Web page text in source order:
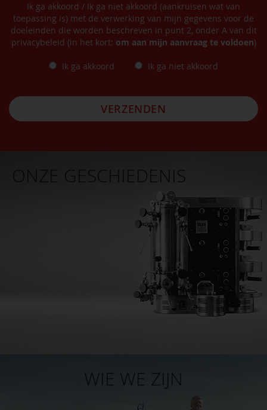
Ik ga akkoord / Ik ga niet akkoord (aankruisen wat van
toepassing is) met de verwerking van mijn gegevens voor de
doeleinden die worden beschreven in punt 2, onder A van dit
privacybeleid (in het kort: om aan mijn aanvraag te voldoen)
Ik ga akkoord Ik ga niet akkoord
VERZENDEN
ONZE GESCHIEDENIS
WIE WE ZIJN